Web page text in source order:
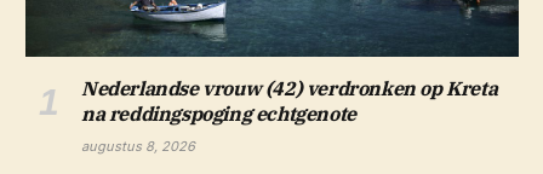
Nederlandse vrouw (42) verdronken op Kreta
na reddingspoging echtgenote
augustus 8, 2026